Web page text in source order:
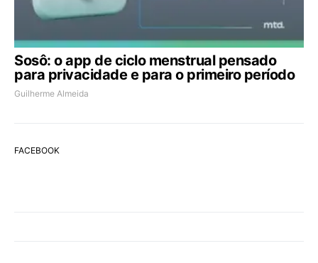
Sosô: o app de ciclo menstrual pensado
para privacidade e para o primeiro período
Guilherme Almeida
FACEBOOK